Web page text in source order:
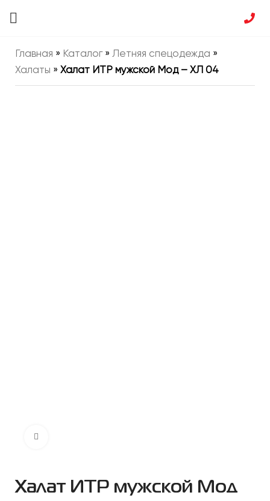
Главная » Каталог» Летняя спецодежда »
Халаты » Халат ИТР мужской Мод – ХЛ 04
Халат ИТР мужской Мод